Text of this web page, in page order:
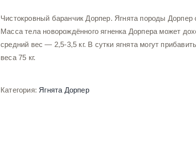
Чистокровный баранчик Дорпер. Ягнята породы
Масса тела новорождённого ягненка Дорпера может
средний вес — 2,5-3,5 кг. В сутки ягнята могут
веса 75 кг.
Категория: Ягнята Дорпер